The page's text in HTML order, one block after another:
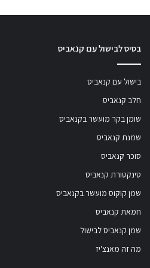
בסיס לבישול עם קנאביס
בישול עם קנאביס
חלב קנאביס
שומן בקר מועשר בקנאביס
שמנת קנאביס
סוכר קנאביס
טינקטורת קנאביס
שמן קוקוס מועשר בקנאביס
חמאת קנאביס
שמן קנאביס לבישול
מה זה מאנצ'יז